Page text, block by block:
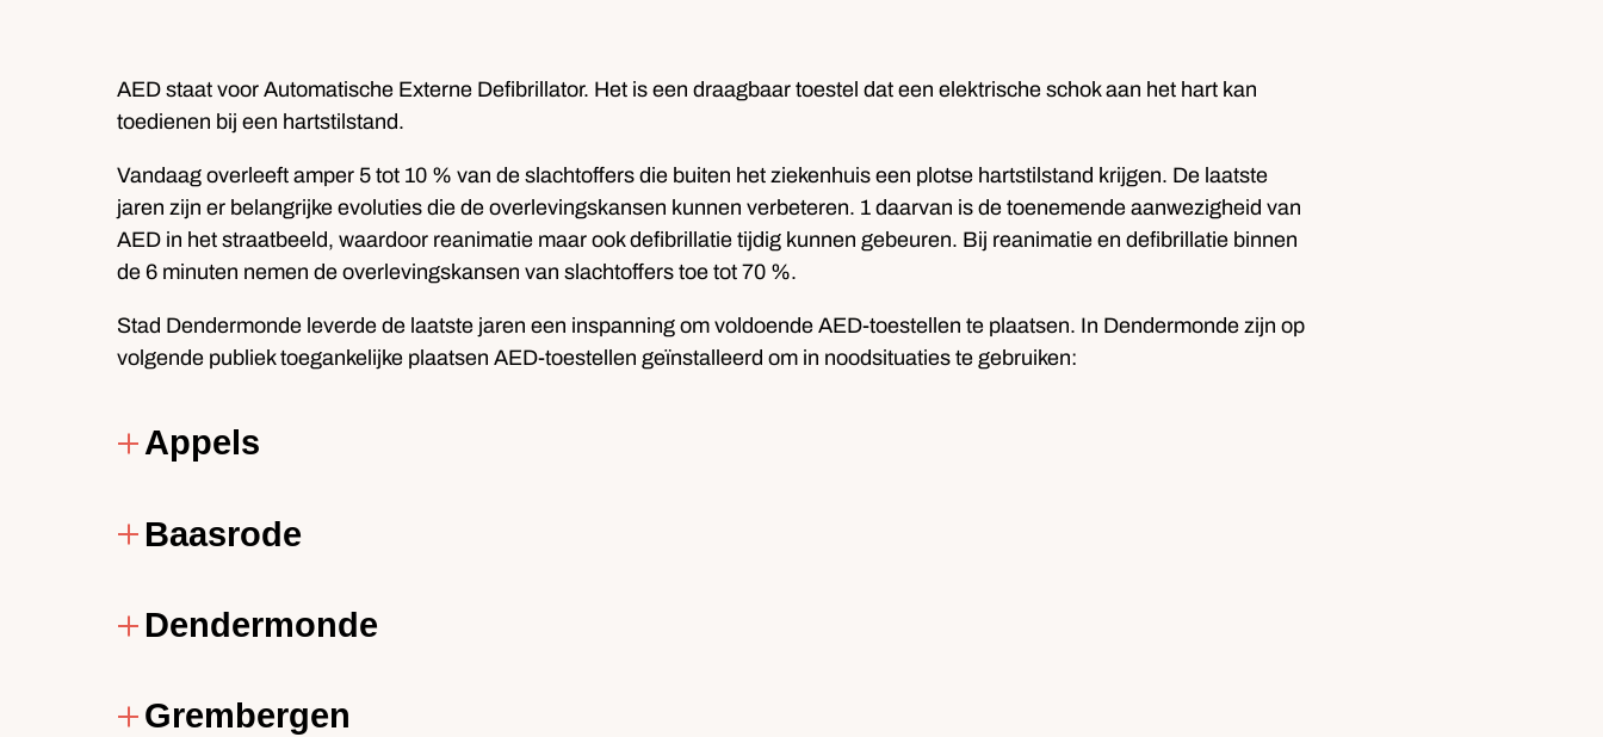
AED staat voor Automatische Externe Defibrillator. Het is een draagbaar toestel dat een elektrische schok aan het hart kan
toedienen bij een hartstilstand.
Vandaag overleeft amper 5 tot 10 % van de slachtoffers die buiten het ziekenhuis een plotse hartstilstand krijgen. De laatste
jaren zijn er belangrijke evoluties die de overlevingskansen kunnen verbeteren. 1 daarvan is de toenemende aanwezigheid van
AED in het straatbeeld, waardoor reanimatie maar ook defibrillatie tijdig kunnen gebeuren. Bij reanimatie en defibrillatie binnen
de 6 minuten nemen de overlevingskansen van slachtoffers toe tot 70 %.
Stad Dendermonde leverde de laatste jaren een inspanning om voldoende AED-toestellen te plaatsen. In Dendermonde zijn op
volgende publiek toegankelijke plaatsen AED-toestellen geïnstalleerd om in noodsituaties te gebruiken:
Appels
Baasrode
Dendermonde
Grembergen